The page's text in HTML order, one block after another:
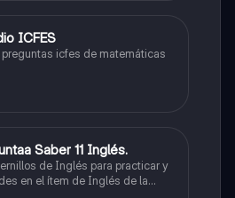
ICFES
icfes de matemáticas
Saber 11 Inglés.
de Inglés para practicar y
en el ítem de Inglés de la